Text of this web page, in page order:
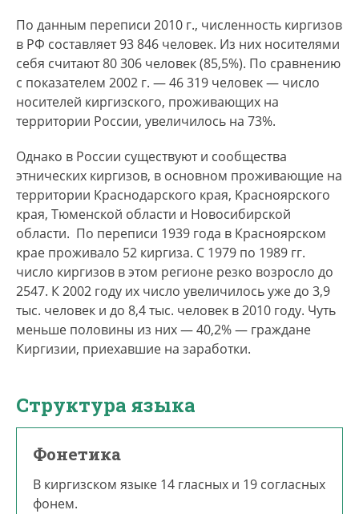
По данным переписи 2010 г., численность киргизов
в РФ составляет 93 846 человек. Из них носителями
себя считают 80 306 человек (85,5%). По сравнению
с показателем 2002 г. — 46 319 человек — число
носителей киргизского, проживающих на
территории России, увеличилось на 73%.
Однако в России существуют и сообщества
этнических киргизов, в основном проживающие на
территории Краснодарского края, Красноярского
края, Тюменской области и Новосибирской
области. По переписи 1939 года в Красноярском
крае проживало 52 киргиза. С 1979 по 1989 гг.
число киргизов в этом регионе резко возросло до
2547. К 2002 году их число увеличилось уже до 3,9
тыс. человек и до 8,4 тыс. человек в 2010 году. Чуть
меньше половины из них — 40,2% — граждане
Киргизии, приехавшие на заработки.
Структура языка
Фонетика
В киргизском языке 14 гласных и 19 согласных
фонем.